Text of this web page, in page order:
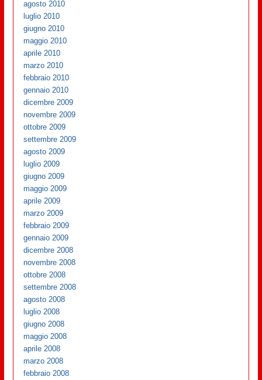
agosto 2010
luglio 2010
giugno 2010
maggio 2010
aprile 2010
marzo 2010
febbraio 2010
gennaio 2010
dicembre 2009
novembre 2009
ottobre 2009
settembre 2009
agosto 2009
luglio 2009
giugno 2009
maggio 2009
aprile 2009
marzo 2009
febbraio 2009
gennaio 2009
dicembre 2008
novembre 2008
ottobre 2008
settembre 2008
agosto 2008
luglio 2008
giugno 2008
maggio 2008
aprile 2008
marzo 2008
febbraio 2008